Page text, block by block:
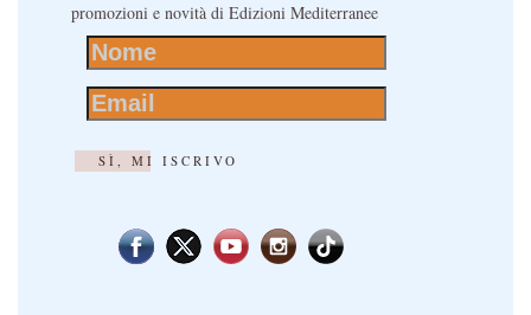
promozioni e novità di Edizioni Mediterranee
SÌ, MI ISCRIVO